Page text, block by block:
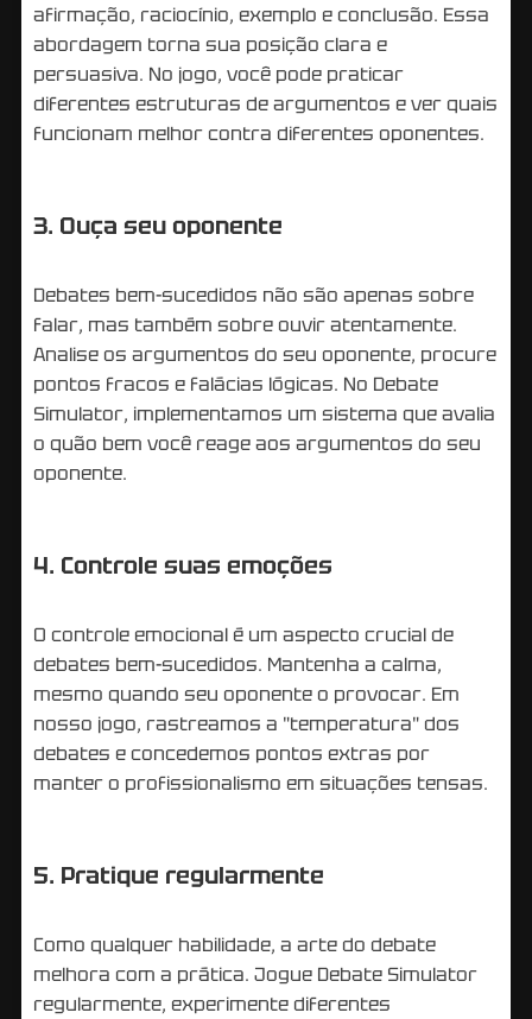
afirmação, raciocínio, exemplo e conclusão. Essa
abordagem torna sua posição clara e
persuasiva. No jogo, você pode praticar
diferentes estruturas de argumentos e ver quais
funcionam melhor contra diferentes oponentes.
3. Ouça seu oponente
Debates bem-sucedidos não são apenas sobre
falar, mas também sobre ouvir atentamente.
Analise os argumentos do seu oponente, procure
pontos fracos e falácias lógicas. No Debate
Simulator, implementamos um sistema que avalia
o quão bem você reage aos argumentos do seu
oponente.
4. Controle suas emoções
O controle emocional é um aspecto crucial de
debates bem-sucedidos. Mantenha a calma,
mesmo quando seu oponente o provocar. Em
nosso jogo, rastreamos a "temperatura" dos
debates e concedemos pontos extras por
manter o profissionalismo em situações tensas.
5. Pratique regularmente
Como qualquer habilidade, a arte do debate
melhora com a prática. Jogue Debate Simulator
regularmente, experimente diferentes